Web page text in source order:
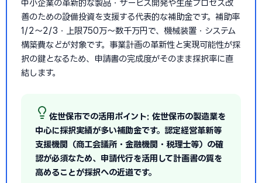
中小企業の革新的な製品・サービス開発や生産プロセス改
善のための設備投資を支援する代表的な補助金です。補助率
1/2〜2/3・上限750万〜数千万円で、機械装置・システム
構築費などが対象です。事業計画の革新性と実現可能性が採
択の鍵となるため、申請書の完成度がそのまま採択率に直
結します。
佐世保市での活用ポイント: 佐世保市の製造業を
中心に採択実績が多い補助金です。認定経営革新等
支援機関（商工会議所・金融機関・税理士等）の確
認が必須なため、申請代行を活用して計画書の質を
高めることが採択への近道です。